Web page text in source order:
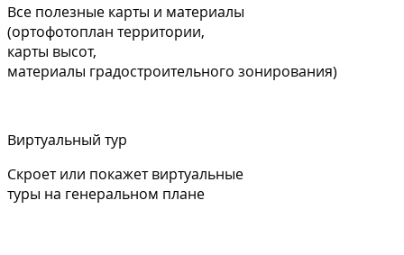
Все полезные карты и материалы
(ортофотоплан территории,
карты высот,
материалы градостроительного зонирования)
Виртуальный тур
Скроет или покажет виртуальные
туры на генеральном плане